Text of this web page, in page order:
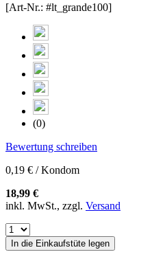
[Art-Nr.: #lt_grande100]
(0)
Bewertung schreiben
0,19 € / Kondom
18,99 €
inkl. MwSt., zzgl. Versand
In die Einkaufstüte legen